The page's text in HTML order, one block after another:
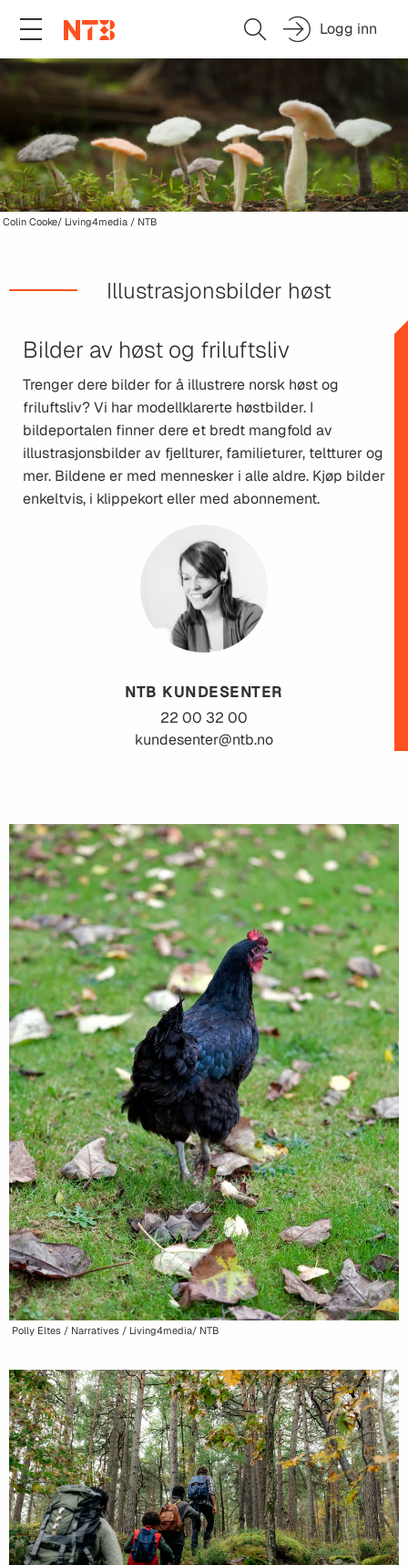
Logg inn
Colin Cooke/ Living4media / NTB
Illustrasjonsbilder høst
Bilder av høst og friluftsliv
Trenger dere bilder for å illustrere norsk høst og
friluftsliv? Vi har modellklarerte høstbilder. I
bildeportalen finner dere et bredt mangfold av
illustrasjonsbilder av fjellturer, familieturer, teltturer og
mer. Bildene er med mennesker i alle aldre. Kjøp bilder
enkeltvis, i klippekort eller med abonnement.
NTB KUNDESENTER
22 00 32 00
kundesenter@ntb.no
Polly Eltes / Narratives / Living4media/ NTB